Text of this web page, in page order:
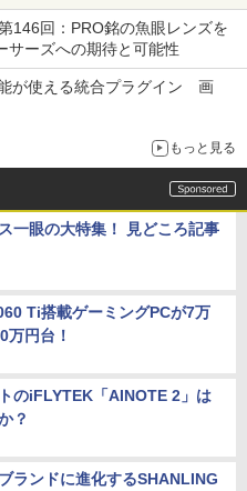
146回：PRO銘の魚眼レンズを
サーズへの期待と可能性
が使える統合プラグイン 画
もっと見る
一眼の大特集！ 見どころ記事
Ti搭載ゲーミングPCが7万
万円台！
のiFLYTEK「AINOTE 2」は
？
ランドに進化するSHANLING